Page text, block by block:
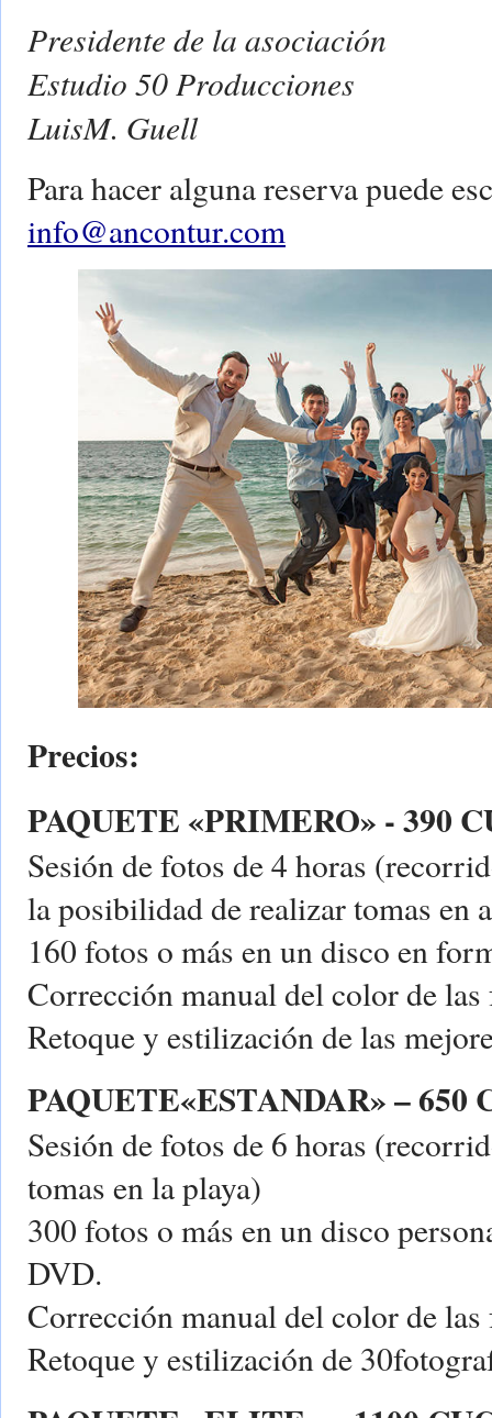
Presidente de la asociación
Estudio 50 Producciones
LuisM. Guell
Para hacer alguna reserva puede
info@ancontur.com
Precios:
PAQUETE «PRIMERO» - 390
Sesión de fotos de 4 horas
la posibilidad de realizar tomas en
160 fotos o más en un disco en
Corrección manual del color de las
Retoque y estilización de las
PAQUETE«ESTANDAR» – 650
Sesión de fotos de 6 horas
tomas en la playa)
300 fotos o más en un disco
DVD.
Corrección manual del color de las
Retoque y estilización de